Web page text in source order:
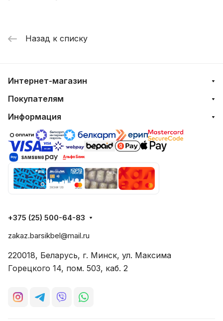
Назад к списку
Интернет-магазин
Покупателям
Информация
+375 (25) 500-64-83
zakaz.barsikbel@mail.ru
220018, Беларусь, г. Минск, ул. Максима
Горецкого 14, пом. 503, каб. 2